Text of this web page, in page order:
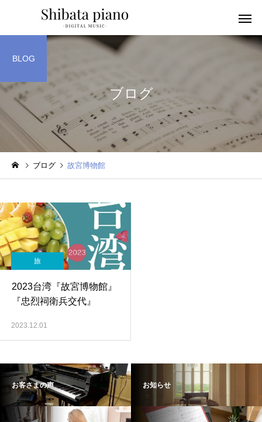
幼児音感レッスン
小・中・高・
ッスン
ピアノを教える人へ
ブログ
BLOG
ブログ 故宮博物館
旅
2023台湾『故宮博物館』
『忠烈祠衛兵交代』
2023.12.01
お客さまの声 お知らせ